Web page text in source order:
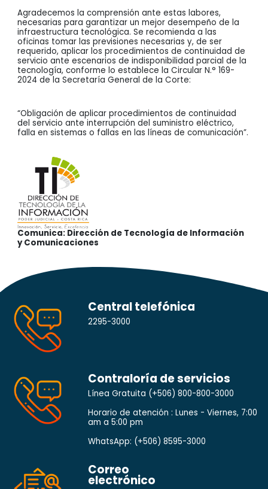
Agradecemos la comprensión ante estas labores,
necesarias para garantizar un mejor desempeño de la
infraestructura tecnológica. Se recomienda a las
oficinas tomar las previsiones necesarias y, de ser
requerido, aplicar los procedimientos de continuidad de
servicio ante escenarios de indisponibilidad parcial de la
tecnología, conforme lo establece la Circular N.° 169-
2024 de la Secretaría General de la Corte:
“Obligación de aplicar procedimientos de continuidad
del servicio ante interrupción del suministro eléctrico,
falla en sistemas o fallas en las líneas de comunicación”.
Comunica: Dirección de Tecnología de Información
y Comunicaciones
Central telefónica
2295-3000
Contraloría de servicios
Línea Gratuita (+506) 800-800-3000
Horario de atención : Lunes - Viernes, 7:00
am a 5:00 pm
WhatsApp: (+506) 8595-3000
Correo
electrónico